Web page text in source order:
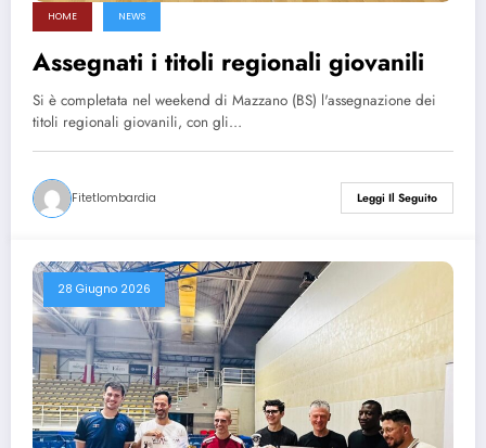
HOME NEWS
Assegnati i titoli regionali giovanili
Si è completata nel weekend di Mazzano (BS) l'assegnazione dei
titoli regionali giovanili, con gli…
Fitetlombardia Leggi Il Seguito
28 Giugno 2026